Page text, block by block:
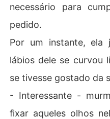
necessário para
pedido.
Por um instante, ela
lábios dele se curvou
se tivesse gostado da
- Interessante -
fixar aqueles olhos